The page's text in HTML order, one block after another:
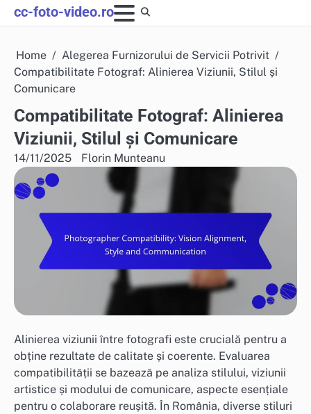
Skip
to
cc-foto-video.ro
Home
Alegerea Furnizorului de Servicii Potrivit
Compatibilitate Fotograf: Alinierea Viziunii, Stilul și
Comunicare
Compatibilitate Fotograf: Alinierea
Viziunii, Stilul și Comunicare
14/11/2025 Florin Munteanu
Alinierea viziunii între fotografi este crucială pentru a
obține rezultate de calitate și coerente. Evaluarea
compatibilității se bazează pe analiza stilului, viziunii
artistice și modului de comunicare, aspecte esențiale
pentru o colaborare reușită. În România, diverse stiluri